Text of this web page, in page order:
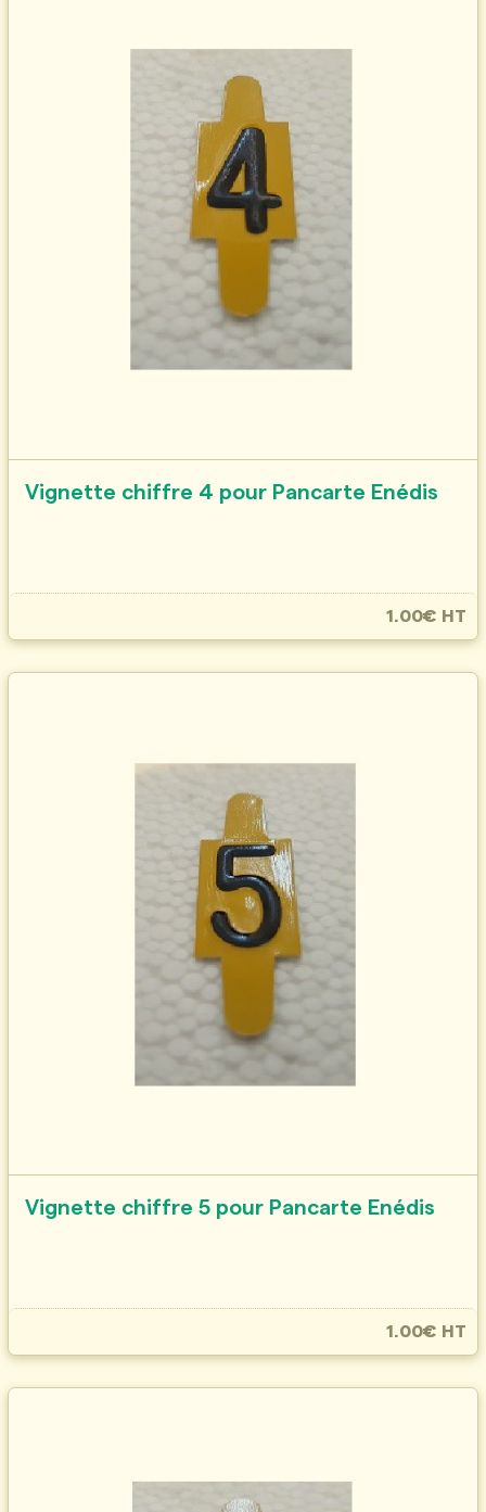
Vignette chiffre 4 pour Pancarte Enédis
1.00€ HT
Vignette chiffre 5 pour Pancarte Enédis
1.00€ HT